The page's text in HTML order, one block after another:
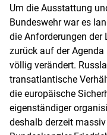
Um die Ausstattung
Bundeswehr war es
die Anforderungen der
zurück auf der
völlig verändert.
transatlantische
die europäische
eigenständiger
deshalb derzeit